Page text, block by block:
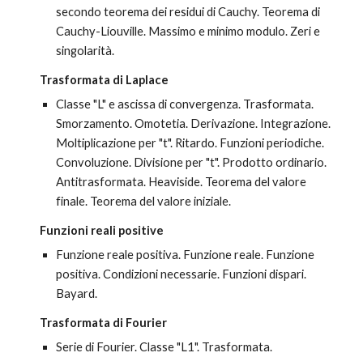
secondo teorema dei residui di Cauchy. Teorema di
Cauchy-Liouville. Massimo e minimo modulo. Zeri e
singolarità.
Trasformata di Laplace
Classe "L" e ascissa di convergenza. Trasformata.
Smorzamento. Omotetia. Derivazione. Integrazione.
Moltiplicazione per "t". Ritardo. Funzioni periodiche.
Convoluzione. Divisione per "t". Prodotto ordinario.
Antitrasformata. Heaviside. Teorema del valore
finale. Teorema del valore iniziale.
Funzioni reali positive
Funzione reale positiva. Funzione reale. Funzione
positiva. Condizioni necessarie. Funzioni dispari.
Bayard.
Trasformata di Fourier
Serie di Fourier. Classe "L1". Trasformata.